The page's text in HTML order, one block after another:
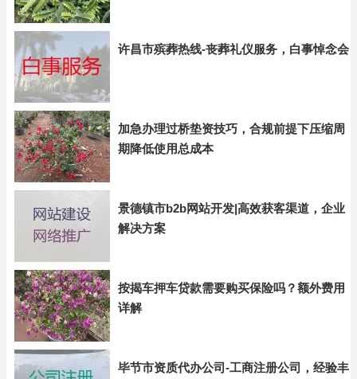
许昌市殡葬热线-丧葬礼仪服务，白事悼念会
加急办理过桥垫资技巧，合规前提下压缩周
期降低使用总成本
景德镇市b2b网站开发|高效获客渠道，企业
解决方案
按揭车押车贷款需要购买保险吗？额外费用
详解
毕节市资质代办公司-工商注册公司，经验丰